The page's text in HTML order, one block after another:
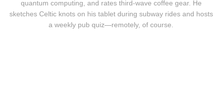
quantum computing, and rates third-wave coffee gear. He
sketches Celtic knots on his tablet during subway rides and hosts
a weekly pub quiz—remotely, of course.